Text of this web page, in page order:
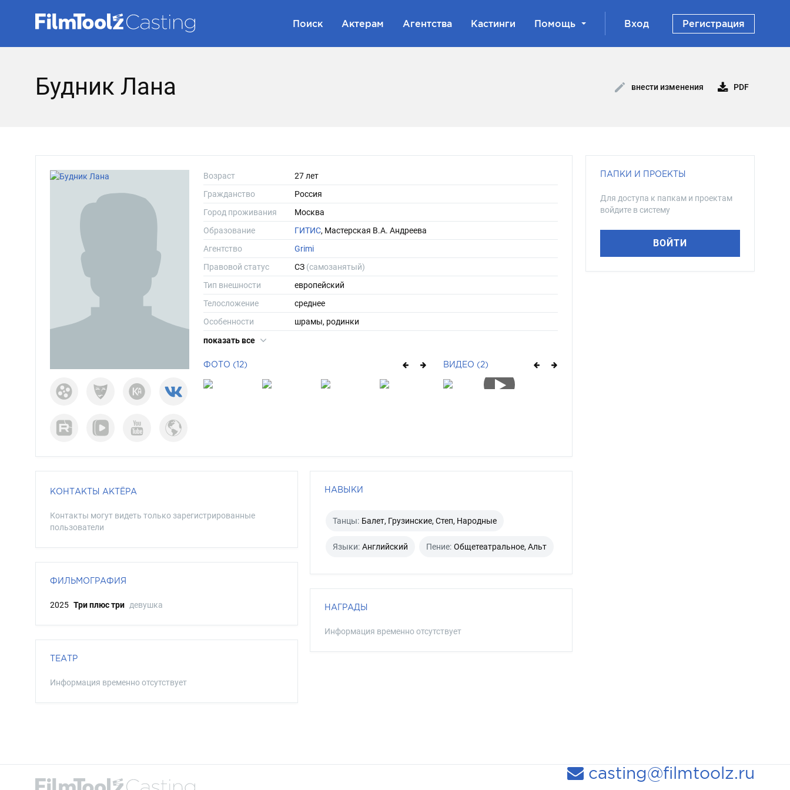
Поиск Актерам Агентства Кастинги Помощь Вход Регистрация
Будник Лана внести изменения PDF
Возраст
27 лет
Гражданство
Россия
Город проживания
Москва
Образование
ГИТИС, Мастерская В.А. Андреева
Агентство
Grimi
Правовой статус
СЗ (самозанятый)
Тип внешности
европейский
Телосложение
среднее
Особенности
шрамы, родинки
Рост
показать все
ФОТО (12) ВИДЕО (2)
КОНТАКТЫ АКТЁРА
Контакты могут видеть только зарегистрированные
пользователи
ФИЛЬМОГРАФИЯ
2025 Три плюс три девушка
ТЕАТР
Информация временно отсутствует
НАВЫКИ
Танцы: Балет, Грузинские, Степ, Народные
Языки: Английский Пение: Общетеатральное, Альт
НАГРАДЫ
Информация временно отсутствует
ПАПКИ И ПРОЕКТЫ
Для доступа к папкам и проектам
войдите в систему
ВОЙТИ
casting@filmtoolz.ru